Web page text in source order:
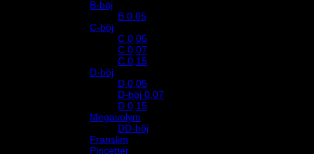
B-böj
B 0.05
C-böj
C 0,05
C 0,07
C 0,15
D-böj
D 0,05
D-böj 0,07
D 0,15
Megavolym
DD-böj
Franslim
Pincetter